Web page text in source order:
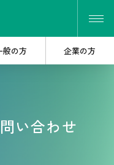
学びたい
般の方 企業の方
い合わせ